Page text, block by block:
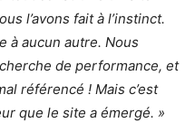
l’avons fait à l’instinct.
à aucun autre. Nous
de performance, et
référencé ! Mais c’est
que le site a émergé. »